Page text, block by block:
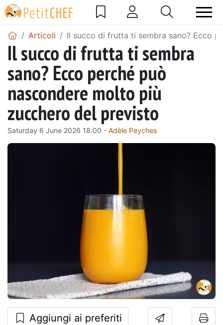
Articoli Il succo di frutta ti sembra sano? Ecco
Il succo di frutta ti sembra
sano? Ecco perché può
nascondere molto più
zucchero del previsto
Saturday 6 June 2026 18:00 - Adèle Peyches
Aggiungi ai preferiti